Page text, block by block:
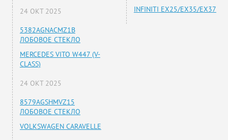
24 ОКТ 2025
5382AGNACMZ1B
ЛОБОВОЕ СТЕКЛО
MERCEDES VITO W447 (V-
CLASS)
24 ОКТ 2025
8579AGSHMVZ15
ЛОБОВОЕ СТЕКЛО
VOLKSWAGEN CARAVELLE
INFINITI EX25/EX35/EX37